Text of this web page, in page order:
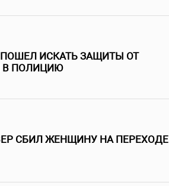
ИСКАТЬ ЗАЩИТЫ ОТ
ПОЛИЦИЮ
СБИЛ ЖЕНЩИНУ НА ПЕРЕХОДЕ